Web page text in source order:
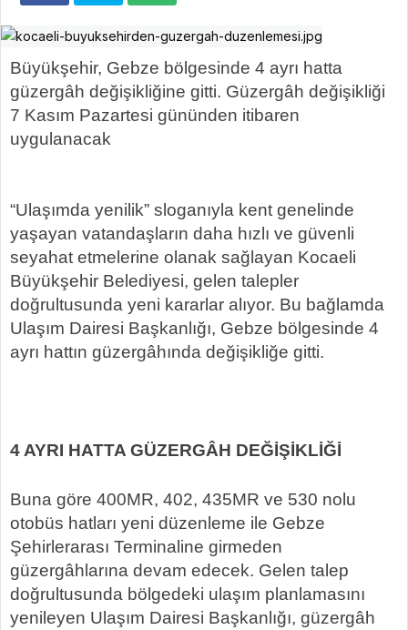
Büyükşehir, Gebze bölgesinde 4 ayrı hatta
güzergâh değişikliğine gitti. Güzergâh değişikliği
7 Kasım Pazartesi gününden itibaren
uygulanacak
“Ulaşımda yenilik” sloganıyla kent genelinde
yaşayan vatandaşların daha hızlı ve güvenli
seyahat etmelerine olanak sağlayan Kocaeli
Büyükşehir Belediyesi, gelen talepler
doğrultusunda yeni kararlar alıyor. Bu bağlamda
Ulaşım Dairesi Başkanlığı, Gebze bölgesinde 4
ayrı hattın güzergâhında değişikliğe gitti.
4 AYRI HATTA GÜZERGÂH DEĞİŞİKLİĞİ
Buna göre 400MR, 402, 435MR ve 530 nolu
otobüs hatları yeni düzenleme ile Gebze
Şehirlerarası Terminaline girmeden
güzergâhlarına devam edecek. Gelen talep
doğrultusunda bölgedeki ulaşım planlamasını
yenileyen Ulaşım Dairesi Başkanlığı, güzergâh